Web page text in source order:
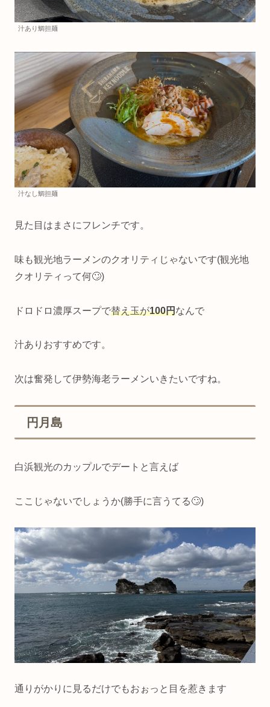
汁あり鯛担麺
汁なし鯛担麺
見た目はまさにフレンチです。
味も観光地ラーメンのクオリティじゃないです(観光地
クオリティって何🙄)
ドロドロ濃厚スープで替え玉が100円なんで
汁ありおすすめです。
次は奮発して伊勢海老ラーメンいきたいですね。
円月島
白浜観光のカップルでデートと言えば
ここじゃないでしょうか(勝手に言うてる🙄)
通りがかりに見るだけでもおぉっと目を惹きます